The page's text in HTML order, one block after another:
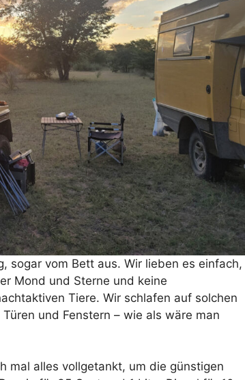
sogar vom Bett aus. Wir lieben es einfach,
Mond und Sterne und keine
Tiere. Wir schlafen auf solchen
und Fenstern – wie als wäre man
mal alles vollgetankt, um die günstigen